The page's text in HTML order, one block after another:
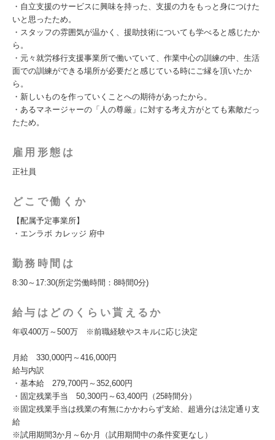
・自立支援のサービスに興味を持った、支援の力をもっと身につけた
いと思ったため。
・スタッフの雰囲気が温かく、援助技術についても学べると感じたか
ら。
・元々就労移行支援事業所で働いていて、作業中心の訓練の中、生活
面での訓練ができる場所が必要だと感じている時にご縁を頂いたか
ら。
・新しいものを作っていくことへの期待があったから。
・あるマネージャーの「人の尊厳」に対する考え方がとても素敵だっ
たため。
雇用形態は
正社員
どこで働くか
【配属予定事業所】
・エンラボ カレッジ 府中
勤務時間は
8:30～17:30(所定労働時間：8時間0分)
給与はどのくらい貰えるか
年収400万～500万 ※前職経験やスキルに応じ決定
月給 330,000円～416,000円
給与内訳
・基本給 279,700円～352,600円
・固定残業手当 50,300円～63,400円（25時間分）
※固定残業手当は残業の有無にかかわらず支給、超過分は法定通り支
給
※試用期間3か月～6か月（試用期間中の条件変更なし）